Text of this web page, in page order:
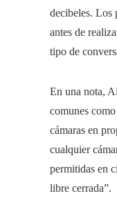
decibeles. Los
antes de
tipo de
En una nota,
comunes
cámaras en
cualquier
permitidas en
libre cerrada”.